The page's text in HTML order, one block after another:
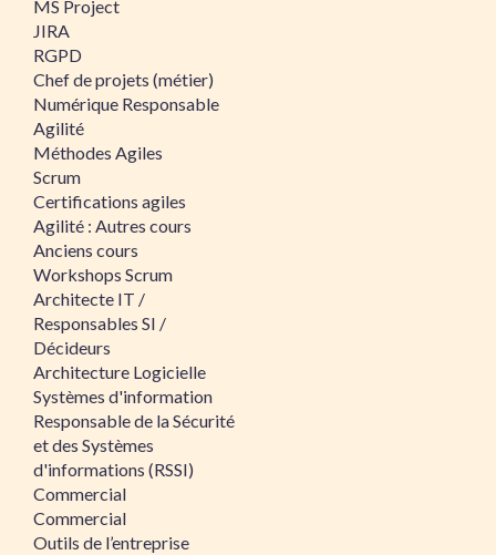
MS Project
JIRA
RGPD
Chef de projets (métier)
Numérique Responsable
Agilité
Méthodes Agiles
Scrum
Certifications agiles
Agilité : Autres cours
Anciens cours
Workshops Scrum
Architecte IT /
Responsables SI /
Décideurs
Architecture Logicielle
Systèmes d'information
Responsable de la Sécurité
et des Systèmes
d'informations (RSSI)
Commercial
Commercial
Outils de l’entreprise